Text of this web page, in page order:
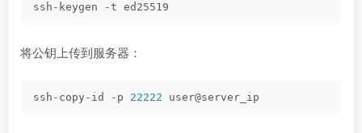
ssh-keygen -t ed25519
将公钥上传到服务器：
ssh-copy-id -p 22222 user@server_ip